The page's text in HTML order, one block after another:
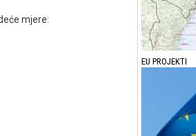
mjere:
EU PROJEKTI